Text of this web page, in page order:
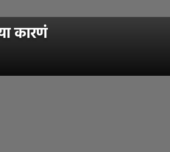
कारणं